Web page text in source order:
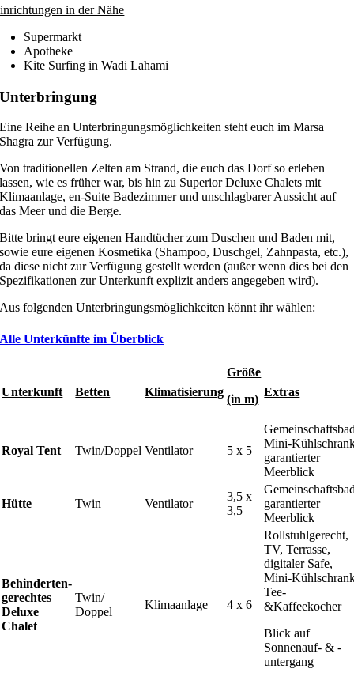
in der Nähe
Supermarkt
Apotheke
Kite Surfing in Wadi Lahami
Unterbringung
Eine Reihe an Unterbringungsmöglichkeiten steht euch im Marsa
Shagra zur Verfügung.
Von traditionellen Zelten am Strand, die euch das Dorf so erleben
lassen, wie es früher war, bis hin zu Superior Deluxe Chalets mit
Klimaanlage, en-Suite Badezimmer und unschlagbarer Aussicht auf
das Meer und die Berge.
Bitte bringt eure eigenen Handtücher zum Duschen und Baden mit,
sowie eure eigenen Kosmetika (Shampoo, Duschgel, Zahnpasta, etc.),
da diese nicht zur Verfügung gestellt werden (außer wenn dies bei den
Spezifikationen zur Unterkunft explizit anders angegeben wird).
Aus folgenden Unterbringungsmöglichkeiten könnt ihr wählen:
Alle Unterkünfte im Überblick
Unterkunft Betten Klimatisierung
Größe
(in m)
Extras
Royal Tent Twin/Doppel Ventilator 5 x 5
Mini-
garantierter
Meerblick
Hütte Twin Ventilator
3,5 x
3,5
garantierter
Meerblick
Behinderten-
gerechtes
Deluxe
Chalet
Twin/
Doppel
Klimaanlage 4 x 6
Rollstuhlgerecht,
TV, Terrasse,
digitaler Safe,
Mini-
Tee-
&Kaffeekocher
Blick auf
Sonnenauf- & -
untergang